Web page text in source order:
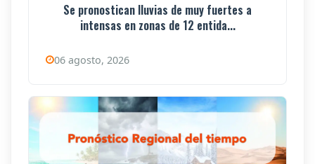
Se pronostican lluvias de muy fuertes a
intensas en zonas de 12 entida...
06 agosto, 2026